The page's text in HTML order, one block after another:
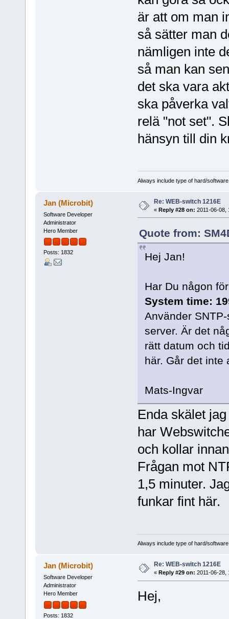
är att om man
så sätter man
nämligen inte
så man kan
det ska vara
ska påverka
relä "not set".
hänsyn till din
Always include type of hard/
Jan (Microbit)
Software Developer
Administrator
Hero Member
Posts: 1832
Re: WEB-switch 1216E
« Reply #28 on: 2011-06-08,
Quote from:
Hej Jan!
Har Du någon
System time:
Använder
server. Är det
rätt datum och
här. Går det inte
Mats-Ingvar
Enda skälet
har
och kollar
Frågan mot
1,5 minuter.
funkar fint här.
Always include type of hard/
Jan (Microbit)
Software Developer
Administrator
Hero Member
Posts: 1832
Re: WEB-switch 1216E
« Reply #29 on: 2011-06-28,
Hej,